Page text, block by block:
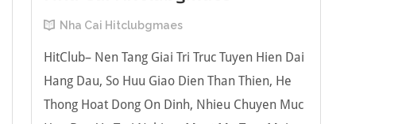
Nha Cai Hitclubgmaes
HitClub– Nen Tang Giai Tri Truc Tuyen Hien Dai
Hang Dau, So Huu Giao Dien Than Thien, He
Thong Hoat Dong On Dinh, Nhieu Chuyen Muc